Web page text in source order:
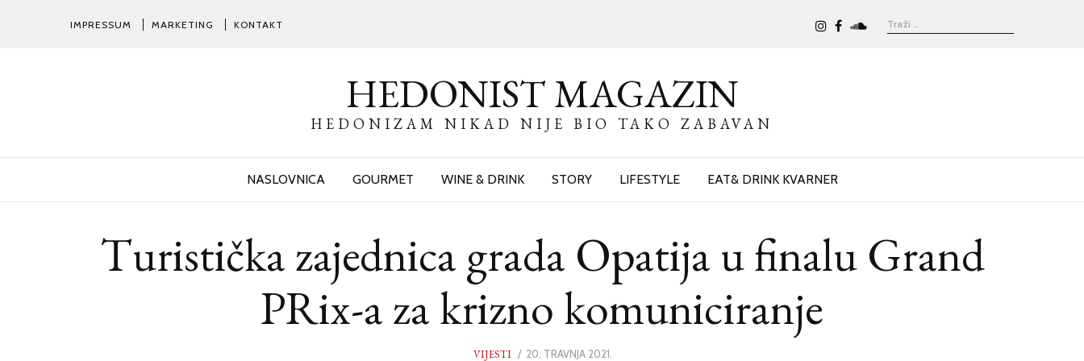
IMPRESSUM MARKETING KONTAKT
HEDONIST MAGAZIN
HEDONIZAM NIKAD NIJE BIO TAKO ZABAVAN
NASLOVNICA GOURMET WINE & DRINK STORY LIFESTYLE EAT& DRINK KVARNER
Turistička zajednica grada Opatija u finalu Grand
PRix-a za krizno komuniciranje
VIJESTI POSTED
20. TRAVNJA 2021.